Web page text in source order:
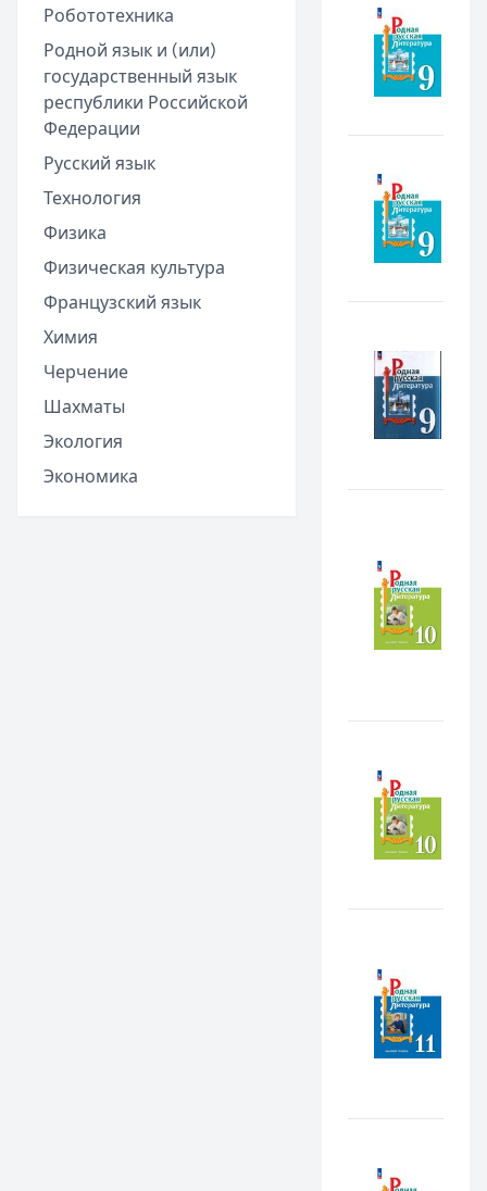
Робототехника
Родной язык и (или)
государственный язык
республики Российской
Федерации
Русский язык
Технология
Физика
Физическая культура
Французский язык
Химия
Черчение
Шахматы
Экология
Экономика